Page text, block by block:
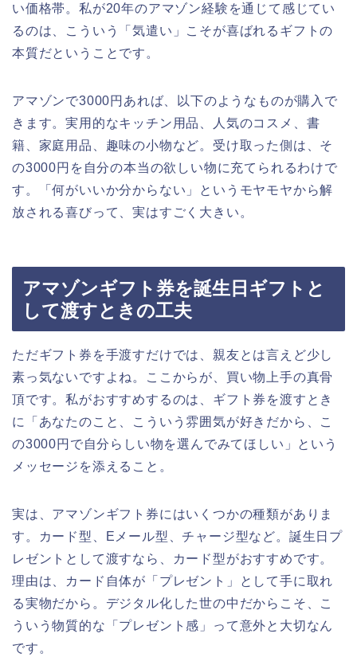
い価格帯。私が20年のアマゾン経験を通じて感じてい
るのは、こういう「気遣い」こそが喜ばれるギフトの
本質だということです。
アマゾンで3000円あれば、以下のようなものが購入で
きます。実用的なキッチン用品、人気のコスメ、書
籍、家庭用品、趣味の小物など。受け取った側は、そ
の3000円を自分の本当の欲しい物に充てられるわけで
す。「何がいいか分からない」というモヤモヤから解
放される喜びって、実はすごく大きい。
アマゾンギフト券を誕生日ギフトと
して渡すときの工夫
ただギフト券を手渡すだけでは、親友とは言えど少し
素っ気ないですよね。ここからが、買い物上手の真骨
頂です。私がおすすめするのは、ギフト券を渡すとき
に「あなたのこと、こういう雰囲気が好きだから、こ
の3000円で自分らしい物を選んでみてほしい」という
メッセージを添えること。
実は、アマゾンギフト券にはいくつかの種類がありま
す。カード型、Eメール型、チャージ型など。誕生日プ
レゼントとして渡すなら、カード型がおすすめです。
理由は、カード自体が「プレゼント」として手に取れ
る実物だから。デジタル化した世の中だからこそ、こ
ういう物質的な「プレゼント感」って意外と大切なん
です。